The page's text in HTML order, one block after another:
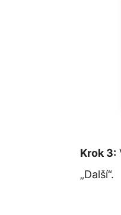
Krok 3:
„Další“.